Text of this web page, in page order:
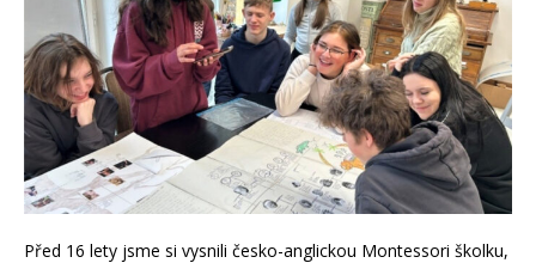
Před 16 lety jsme si vysnili česko-anglickou Montessori školku,